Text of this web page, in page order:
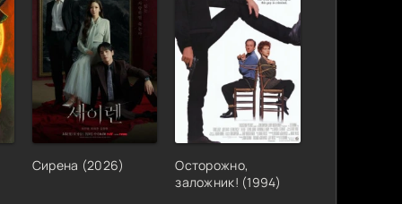
Сирена (2026)
Осторожно,
заложник! (1994)